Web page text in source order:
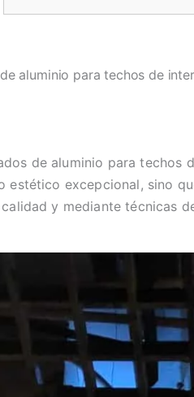
aluminio para techos de
de aluminio para
estético excepcional, sino
y mediante técnicas